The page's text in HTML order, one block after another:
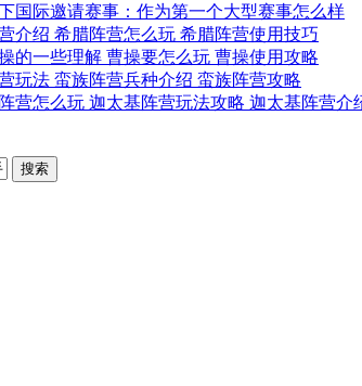
国际邀请赛事：作为第一个大型赛事怎么样
介绍 希腊阵营怎么玩 希腊阵营使用技巧
的一些理解 曹操要怎么玩 曹操使用攻略
玩法 蛮族阵营兵种介绍 蛮族阵营攻略
营怎么玩 迦太基阵营玩法攻略 迦太基阵营介